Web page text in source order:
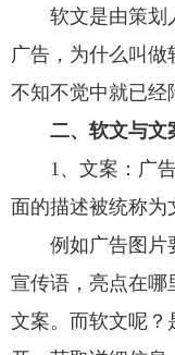
软文是由策划
广告，为什么叫
不知不觉中就已经
二、软文与文
1、文案：广告
面的描述被统称为
例如广告图片要
宣传语，亮点在哪
文案。而软文呢？